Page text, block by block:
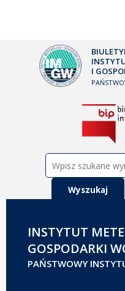
I
INSTYTUT
GOSPODARKI
PAŃSTWOWY